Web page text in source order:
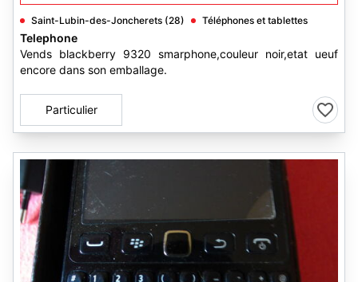
Saint-Lubin-des-Joncherets (28) Téléphones et tablettes
Telephone
Vends blackberry 9320 smarphone,couleur noir,etat ueuf
encore dans son emballage.
Particulier